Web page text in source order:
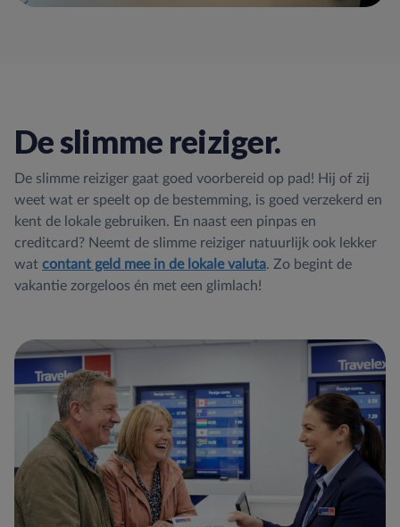
De slimme reiziger.
De slimme reiziger gaat goed voorbereid op pad! Hij of zij
weet wat er speelt op de bestemming, is goed verzekerd en
kent de lokale gebruiken. En naast een pinpas en
creditcard? Neemt de slimme reiziger natuurlijk ook lekker
wat contant geld mee in de lokale valuta. Zo begint de
vakantie zorgeloos én met een glimlach!